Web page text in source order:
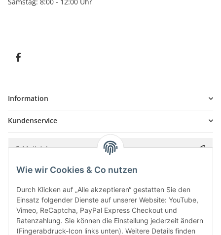
Information
Kundenservice
Bitte senden Sie mir entsprechend IhrerDatenschutzerklärung
Wie wir Cookies & Co nutzen
Durch Klicken auf „Alle akzeptieren“ gestatten Sie den
Einsatz folgender Dienste auf unserer Website: YouTube,
Vimeo, ReCaptcha, PayPal Express Checkout und
Ratenzahlung. Sie können die Einstellung jederzeit ändern
(Fingerabdruck-Icon links unten). Weitere Details finden